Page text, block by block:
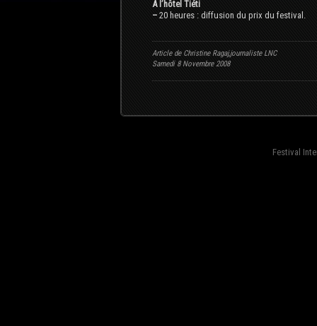
À l’hôtel Tiéti
– 20 heures : diffusion du prix du festival.
Article de Christine Ragaj,journaliste LNC
Samedi 8 Novembre 2008
Festival